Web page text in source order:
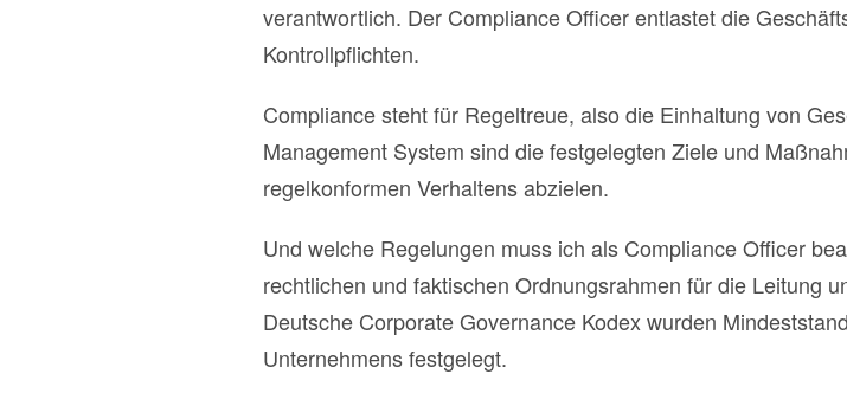
verantwortlich. Der Compliance Officer entlastet die
Kontrollpflichten.
Compliance steht für Regeltreue, also die Einhaltung von
Management System sind die festgelegten Ziele und
regelkonformen Verhaltens abzielen.
Und welche Regelungen muss ich als Compliance Officer
rechtlichen und faktischen Ordnungsrahmen für die Leitung
Deutsche Corporate Governance Kodex wurden
Unternehmens festgelegt.